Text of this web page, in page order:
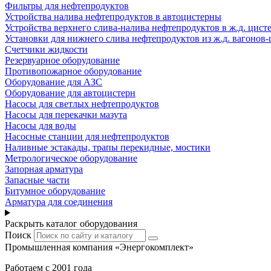
Фильтры для нефтепродуктов
Устройства налива нефтепродуктов в автоцистерны
Устройства верхнего слива-налива нефтепродуктов в ж.д.
Установки для нижнего слива нефтепродуктов из ж.д. вагонов-
Счетчики жидкости
Резервуарное оборудование
Противопожарное оборудование
Оборудование для АЗС
Оборудование для автоцистерн
Насосы для светлых нефтепродуктов
Насосы для перекачки мазута
Насосы для воды
Насосные станции для нефтепродуктов
Наливные эстакады, трапы перекидные, мостики
Метрологическое оборудование
Запорная арматура
Запасные части
Битумное оборудование
Арматура для соединения
Раскрыть каталог оборудования
Поиск
Промышленная компания «Энергокомплект»
Работаем с 2001 года